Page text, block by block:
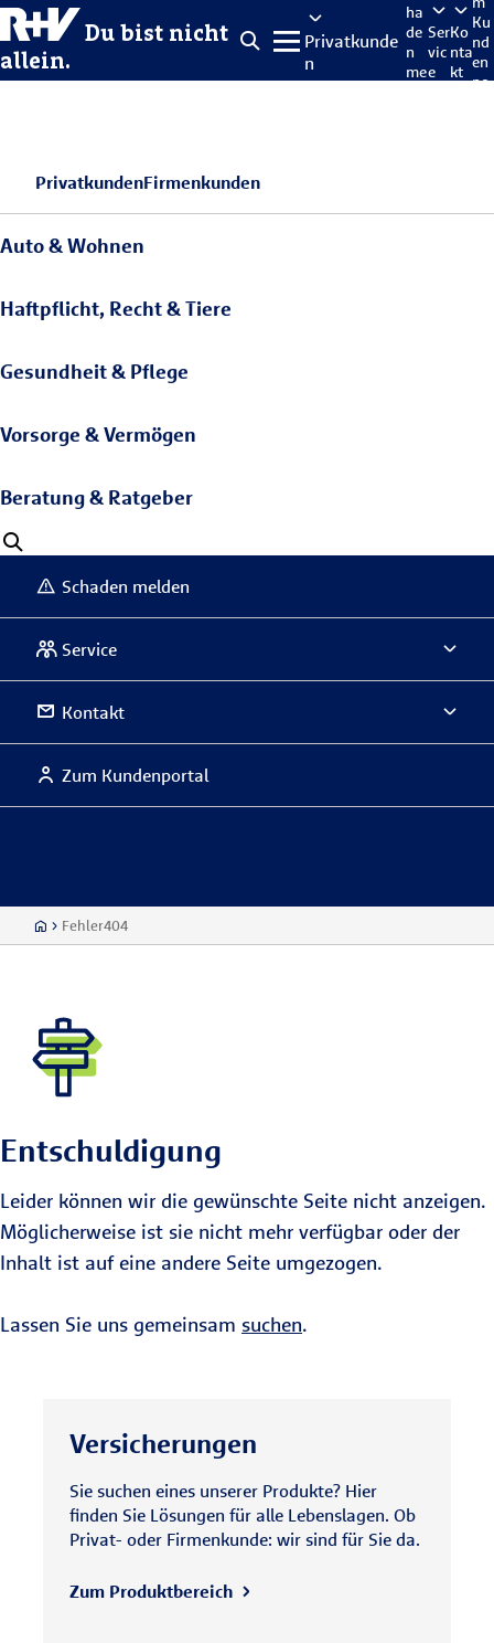
Du bist nicht
allein.
Privatkunde
n
ha
de
n
me
Ser
vic
e
Ko
nta
kt
Ku
nd
en
po
PrivatkundenFirmenkunden
Auto & Wohnen
Haftpflicht, Recht & Tiere
Gesundheit & Pflege
Vorsorge & Vermögen
Beratung & Ratgeber
Schaden melden
Service
Kontakt
Zum Kundenportal
Fehler404
Entschuldigung
Leider können wir die gewünschte Seite nicht anzeigen.
Möglicherweise ist sie nicht mehr verfügbar oder der
Inhalt ist auf eine andere Seite umgezogen.
Lassen Sie uns gemeinsam suchen.
Versicherungen
Sie suchen eines unserer Produkte? Hier
finden Sie Lösungen für alle Lebenslagen. Ob
Privat- oder Firmenkunde: wir sind für Sie da.
Zum Produktbereich